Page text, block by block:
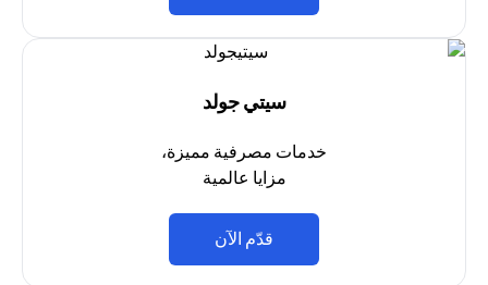
سيتي جولد
خدمات مصرفية مميزة،
مزايا عالمية
قدّم الآن